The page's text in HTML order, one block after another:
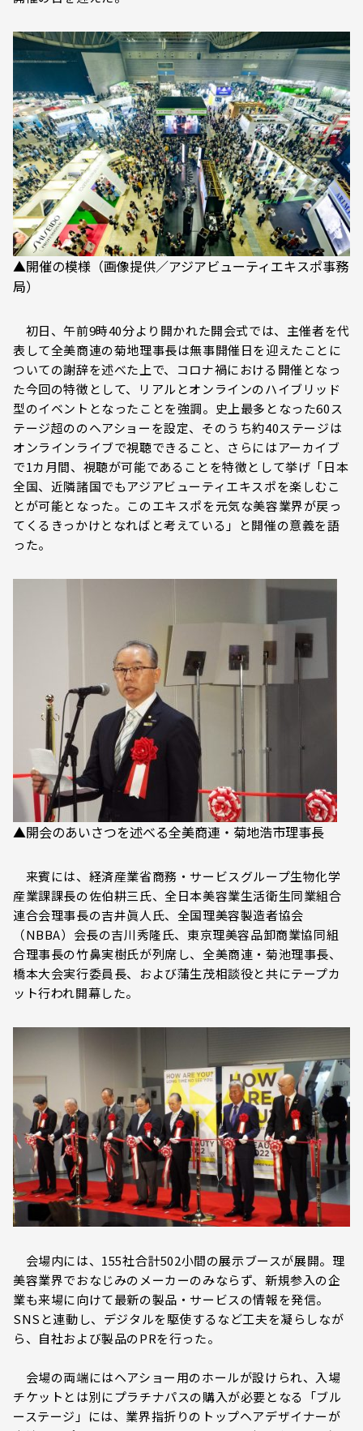
▲開催の模様（画像提供／アジアビューティエキスポ事務
局）
初日、午前9時40分より開かれた開会式では、主催者を代
表して全美商連の菊地理事長は無事開催日を迎えたことに
ついての謝辞を述べた上で、コロナ禍における開催となっ
た今回の特徴として、リアルとオンラインのハイブリッド
型のイベントとなったことを強調。史上最多となった60ス
テージ超ののヘアショーを設定、そのうち約40ステージは
オンラインライブで視聴できること、さらにはアーカイブ
で1カ月間、視聴が可能であることを特徴として挙げ「日本
全国、近隣諸国でもアジアビューティエキスポを楽しむこ
とが可能となった。このエキスポを元気な美容業界が戻っ
てくるきっかけとなればと考えている」と開催の意義を語
った。
▲開会のあいさつを述べる全美商連・菊地浩市理事長
来賓には、経済産業省商務・サービスグループ生物化学
産業課課長の佐伯耕三氏、全日本美容業生活衛生同業組合
連合会理事長の吉井眞人氏、全国理美容製造者協会
（NBBA）会長の吉川秀隆氏、東京理美容品卸商業協同組
合理事長の竹鼻実樹氏が列席し、全美商連・菊池理事長、
橋本大会実行委員長、および蒲生茂相談役と共にテープカ
ット行われ開幕した。
会場内には、155社合計502小間の展示ブースが展開。理
美容業界でおなじみのメーカーのみならず、新規参入の企
業も来場に向けて最新の製品・サービスの情報を発信。
SNSと連動し、デジタルを駆使するなど工夫を凝らしなが
ら、自社および製品のPRを行った。
会場の両端にはヘアショー用のホールが設けられ、入場
チケットとは別にプラチナパスの購入が必要となる「ブル
ーステージ」には、業界指折りのトップヘアデザイナーが